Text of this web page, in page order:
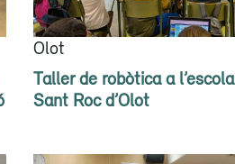
Olot
Taller de robòtica a l’escola
Sant Roc d’Olot